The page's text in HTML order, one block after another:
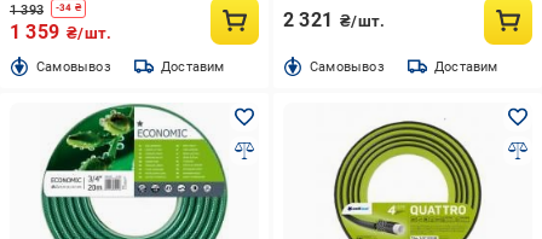
1 393 -34 ₴
1 359 ₴/шт.
Cамовывоз Доставим
2 321 ₴/шт.
Cамовывоз Доставим